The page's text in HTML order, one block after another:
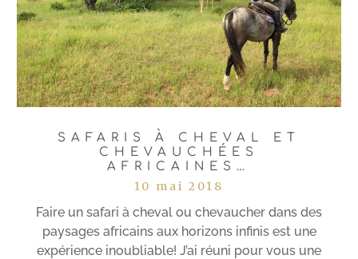
SAFARIS À CHEVAL ET
CHEVAUCHÉES
AFRICAINES…
10 mai 2018
Faire un safari à cheval ou chevaucher dans des
paysages africains aux horizons infinis est une
expérience inoubliable! J’ai réuni pour vous une